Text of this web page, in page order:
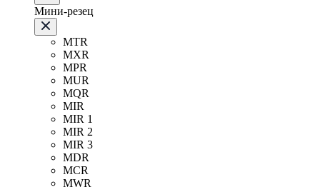
Мини-резец
MTR
MXR
MPR
MUR
MQR
MIR
MIR 1
MIR 2
MIR 3
MDR
MCR
MWR